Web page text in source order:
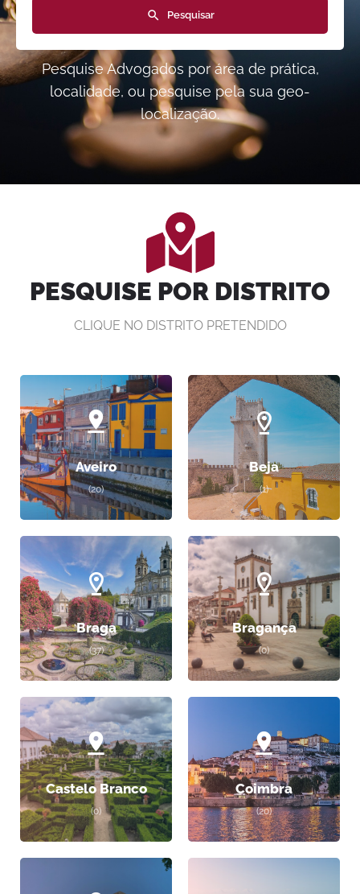
Pesquisar
Pesquise Advogados por área de prática,
localidade, ou pesquise pela sua geo-
localização.
PESQUISE POR DISTRITO
CLIQUE NO DISTRITO PRETENDIDO
Aveiro
(20)
Beja
(1)
Braga
(37)
Bragança
(0)
Castelo Branco
(0)
Coimbra
(20)